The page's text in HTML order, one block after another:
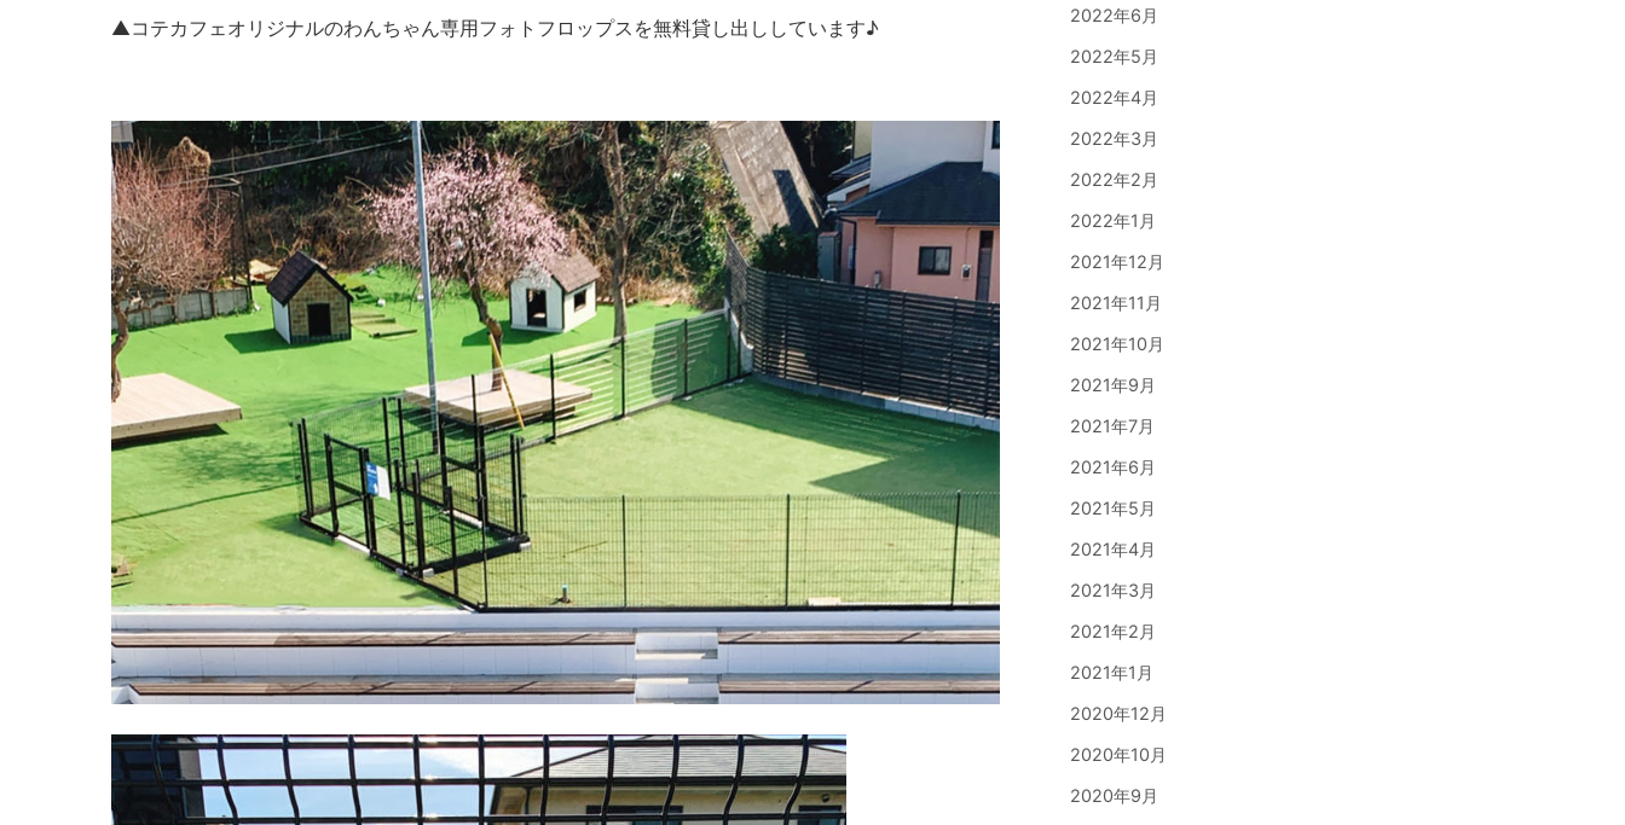
▲コテカフェオリジナルのわんちゃん専用フォトフロップスを無料貸し出ししています♪
2022年6月
2022年5月
2022年4月
2022年3月
2022年2月
2022年1月
2021年12月
2021年11月
2021年10月
2021年9月
2021年7月
2021年6月
2021年5月
2021年4月
2021年3月
2021年2月
2021年1月
2020年12月
2020年10月
2020年9月